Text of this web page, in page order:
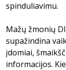
spinduliavimu.
Mažų žmonių
supažindina
įdomiai,
informacijos.